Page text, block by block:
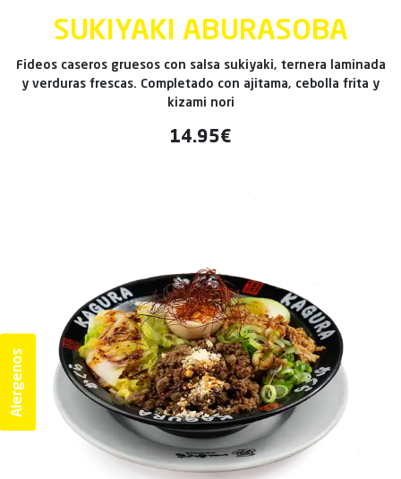
SUKIYAKI ABURASOBA
Fideos caseros gruesos con salsa sukiyaki, ternera laminada
y verduras frescas. Completado con ajitama, cebolla frita y
kizami nori
14.95€
Alergenos